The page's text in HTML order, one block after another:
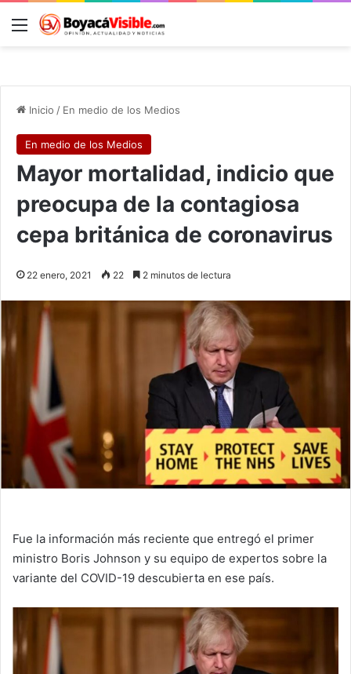
Menú
Inicio / En medio de los Medios
En medio de los Medios
Mayor mortalidad, indicio que
preocupa de la contagiosa
cepa británica de coronavirus
22 enero, 2021 22 2 minutos de lectura
Fue la información más reciente que entregó el primer
ministro Boris Johnson y su equipo de expertos sobre la
variante del COVID-19 descubierta en ese país.